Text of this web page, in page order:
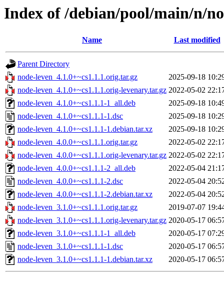
Index of /debian/pool/main/n/
Name Last modified
Parent Directory
node-leven_4.1.0+~cs1.1.1.orig.tar.gz
2025-09-18
node-leven_4.1.0+~cs1.1.1.orig-levenary.tar.gz 2022-05-02
node-leven_4.1.0+~cs1.1.1-1_all.deb
2025-09-18
node-leven_4.1.0+~cs1.1.1-1.dsc
2025-09-18
node-leven_4.1.0+~cs1.1.1-1.debian.tar.xz
2025-09-18
node-leven_4.0.0+~cs1.1.1.orig.tar.gz
2022-05-02
node-leven_4.0.0+~cs1.1.1.orig-levenary.tar.gz 2022-05-02
node-leven_4.0.0+~cs1.1.1-2_all.deb
2022-05-04
node-leven_4.0.0+~cs1.1.1-2.dsc
2022-05-04
node-leven_4.0.0+~cs1.1.1-2.debian.tar.xz
2022-05-04
node-leven_3.1.0+~cs1.1.1.orig.tar.gz
2019-07-07
node-leven_3.1.0+~cs1.1.1.orig-levenary.tar.gz 2020-05-17
node-leven_3.1.0+~cs1.1.1-1_all.deb
2020-05-17
node-leven_3.1.0+~cs1.1.1-1.dsc
2020-05-17
node-leven_3.1.0+~cs1.1.1-1.debian.tar.xz
2020-05-17